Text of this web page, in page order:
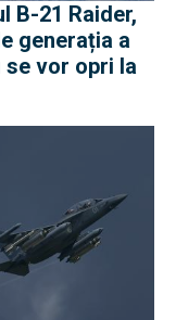
B-21 Raider,
generația a
se vor opri la